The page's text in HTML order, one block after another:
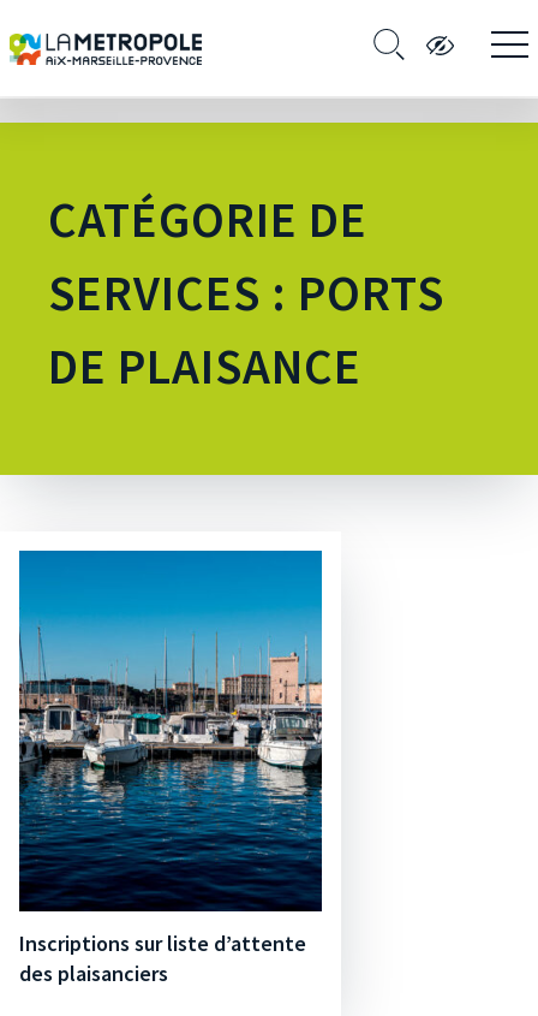
CATÉGORIE DE
SERVICES : PORTS
DE PLAISANCE
Inscriptions sur liste d’attente
des plaisanciers